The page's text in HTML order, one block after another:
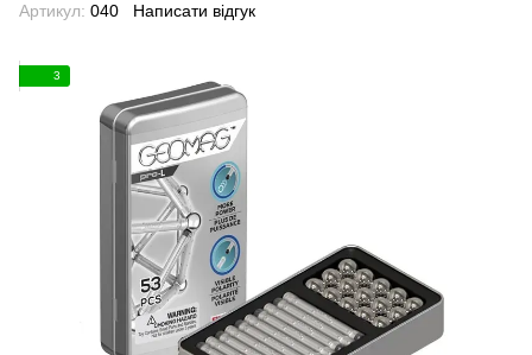
Артикул: 040 Написати відгук
3